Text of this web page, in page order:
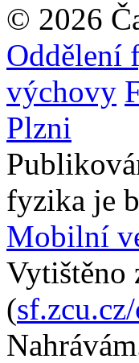
© 2026
Oddělení
výchovy
Plzni
fyzika je
Mobilní
Vytištěno
(